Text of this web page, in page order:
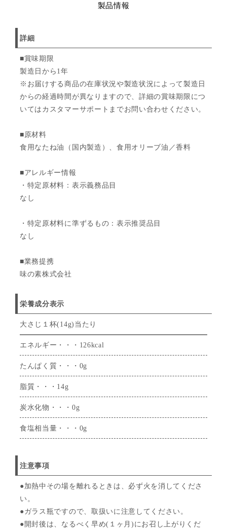
製品情報
詳細
■賞味期限
製造日から1年
※お届けする商品の在庫状況や製造状況によって製造日
からの経過時間が異なりますので、詳細の賞味期限につ
いてはカスタマーサポートまでお問い合わせください。
■原材料
食用なたね油（国内製造）、食用オリーブ油／香料
■アレルギー情報
・特定原材料：表示義務品目
なし
・特定原材料に準ずるもの：表示推奨品目
なし
■業務提携
味の素株式会社
栄養成分表示
大さじ１杯(14g)当たり
エネルギー・・・126kcal
たんぱく質・・・0g
脂質・・・14g
炭水化物・・・0g
食塩相当量・・・0g
注意事項
●加熱中その場を離れるときは、必ず火を消してくださ
い。
●ガラス瓶ですので、取扱いに注意してください。
●開封後は、なるべく早め(１ヶ月)にお召し上がりくだ